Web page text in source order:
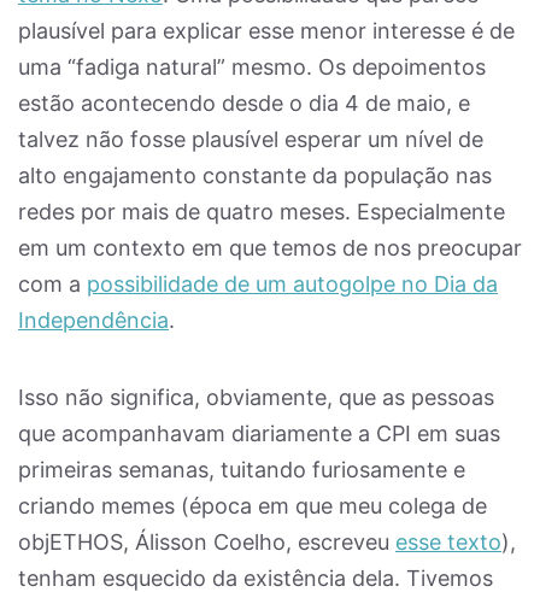
plausível para explicar esse menor interesse é de
uma “fadiga natural” mesmo. Os depoimentos
estão acontecendo desde o dia 4 de maio, e
talvez não fosse plausível esperar um nível de
alto engajamento constante da população nas
redes por mais de quatro meses. Especialmente
em um contexto em que temos de nos preocupar
com a possibilidade de um autogolpe no Dia da
Independência.
Isso não significa, obviamente, que as pessoas
que acompanhavam diariamente a CPI em suas
primeiras semanas, tuitando furiosamente e
criando memes (época em que meu colega de
objETHOS, Álisson Coelho, escreveu esse texto),
tenham esquecido da existência dela. Tivemos